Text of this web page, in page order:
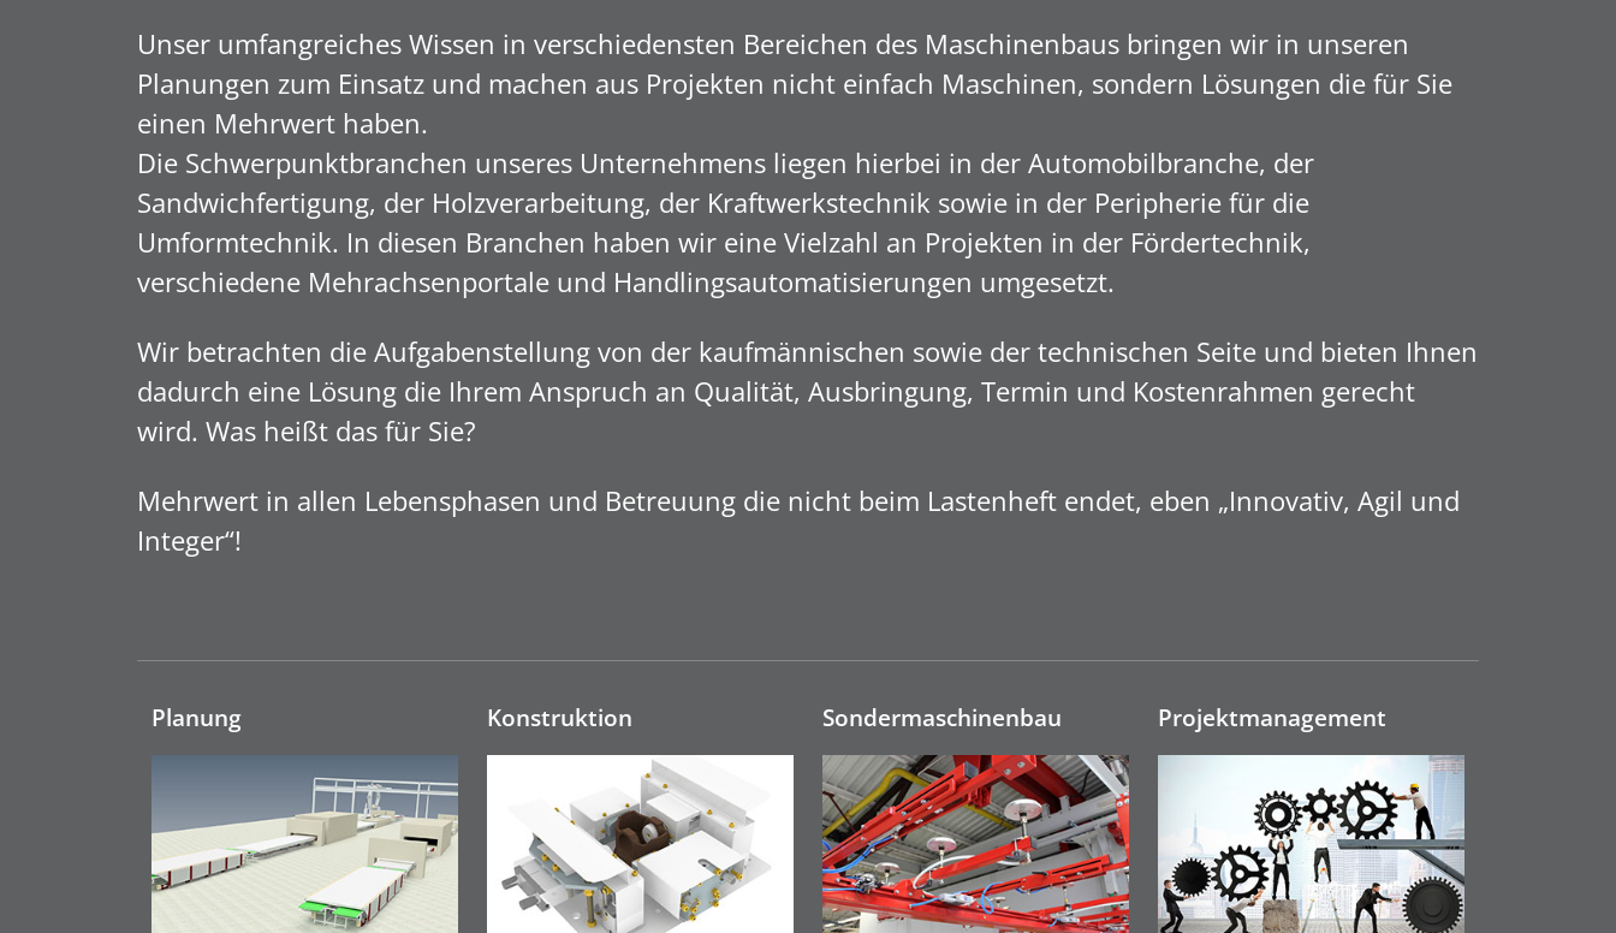
Unser umfangreiches Wissen in verschiedensten Bereichen des Maschinenbaus bringen wir in unseren
Planungen zum Einsatz und machen aus Projekten nicht einfach Maschinen, sondern Lösungen die für Sie
einen Mehrwert haben.
Die Schwerpunktbranchen unseres Unternehmens liegen hierbei in der Automobilbranche, der
Sandwichfertigung, der Holzverarbeitung, der Kraftwerkstechnik sowie in der Peripherie für die
Umformtechnik. In diesen Branchen haben wir eine Vielzahl an Projekten in der Fördertechnik,
verschiedene Mehrachsenportale und Handlingsautomatisierungen umgesetzt.
Wir betrachten die Aufgabenstellung von der kaufmännischen sowie der technischen Seite und bieten Ihnen
dadurch eine Lösung die Ihrem Anspruch an Qualität, Ausbringung, Termin und Kostenrahmen gerecht
wird. Was heißt das für Sie?
Mehrwert in allen Lebensphasen und Betreuung die nicht beim Lastenheft endet, eben „Innovativ, Agil und
Integer“!
Planung Konstruktion Sonderma­schinen­bau Projektmanage­ment